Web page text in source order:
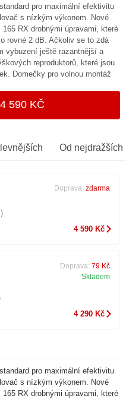
pro maximální efektivitu
s nízkým výkonem. Nové
RX drobnými úpravami, které
rovné 2 dB. Ačkoliv se to zdá
vybuzení ještě razantnější a
reproduktorů, které jsou
Domečky pro volnou montáž
590 KČ
Od nejdražších
Doprava: zdarma
4 590 Kč
Doprava: 79 Kč
Skladem
4 290 Kč
pro maximální efektivitu
s nízkým výkonem. Nové
RX drobnými úpravami, které